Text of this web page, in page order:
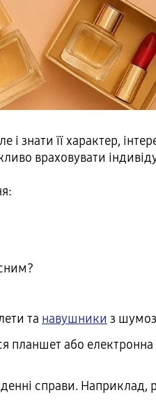
знати її характер,
враховувати
та навушники з
або
справи.